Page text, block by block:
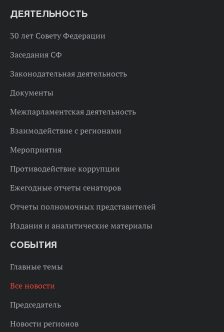
ДЕЯТЕЛЬНОСТЬ
30 лет Совету Федерации
Заседания СФ
Законодательная деятельность
Документы
Межпарламентская деятельность
Взаимодействие с регионами
Мероприятия
Противодействие коррупции
Ежегодные отчеты сенаторов
Отчеты полномочных представителей
Издания и аналитические материалы
СОБЫТИЯ
Главные темы
Все новости
Председатель
Новости регионов